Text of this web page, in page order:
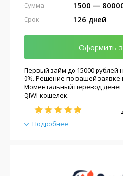
1500 —
Сумма
126 дней
Срок
Оформить
Подробнее
Первый займ до 15000 рублей
0%. Решение по вашей заявке
Моментальный перевод денег
QIWI-кошелек.